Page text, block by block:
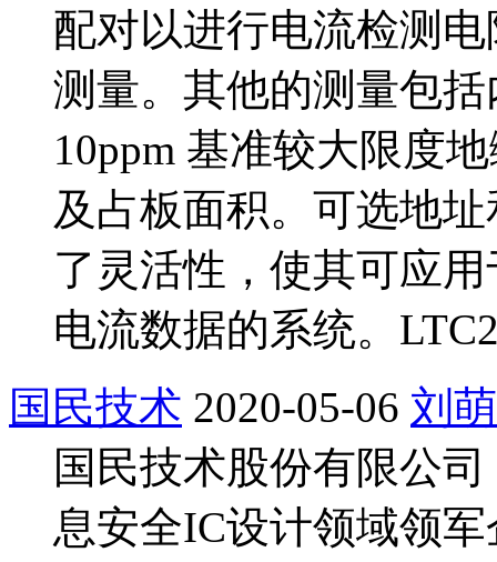
配对以进行电流检测
测量。其他的测量包
10ppm 基准较大限度
及占板面积。可选地
了灵活性，使其可应
电流数据的系统。
国民技术 2020-05-06 刘
国民技术股份有限公
息安全IC设计领域领